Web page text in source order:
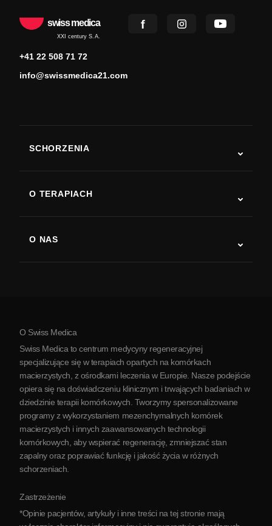
swiss medica
XXI century S.A.
+41 22 508 71 72
info@swissmedica21.com
SCHORZENIA
Choroba Parkinsona
Zapalenie stawów
O TERAPIACH
O NAS
O Serbii
Partnerstwo
Skontaktuj się z nami
O Swiss Medica
Swiss Medica to centrum medycyny regeneracyjnej
specjalizujące się w terapiach opartych na komórkach
macierzystych, z ośrodkami leczenia w Europie. Nasze podejście
opiera się na doświadczeniu klinicznym i trwających badaniach w
dziedzinie terapii komórkowych. Tworzymy spersonalizowane
programy z wykorzystaniem mezenchymalnych komórek
macierzystych i innych zaawansowanych technologii
komórkowych, aby wspierać regenerację, zmniejszać stan
zapalny oraz poprawiać funkcję i jakość życia w różnych
schorzeniach.
Zastrzeżenie
*Opinie pacjentów, artykuły i inne treści na tej stronie mają